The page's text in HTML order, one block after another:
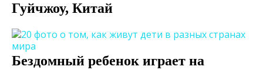
Гуйчжоу, Китай
Бездомный ребенок играет на